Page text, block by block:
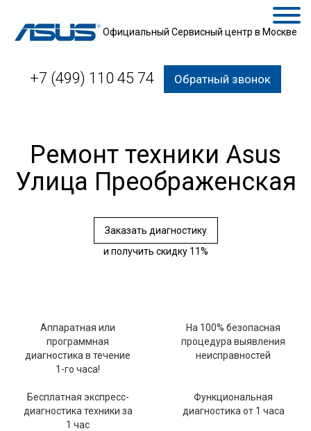
Официальный Сервисный центр в Москве
+7 (499) 110 45 74 Обратный звонок
Ремонт техники Asus
Улица Преображенская
Заказать диагностику
и получить скидку 11%
Аппаратная или
программная
диагностика в течение
1-го часа!
На 100% безопасная
процедура выявления
неисправностей
Бесплатная экспресс-
диагностика техники за
1 час
Функциональная
диагностика от 1 часа